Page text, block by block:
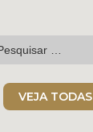
VEJA TODAS